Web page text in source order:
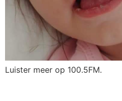
Luister meer op 100.5FM.